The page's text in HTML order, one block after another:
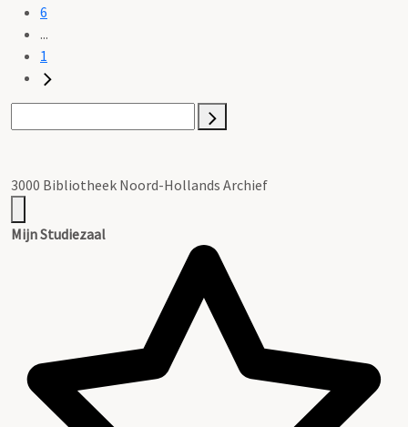
6
...
1
3000 Bibliotheek Noord-Hollands Archief
Mijn Studiezaal